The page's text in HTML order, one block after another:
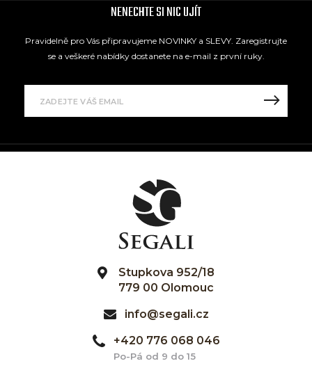
NENECHTE SI NIC UJÍT
Pravidelně pro Vás připravujeme NOVINKY a SLEVY. Zaregistrujte
se a veškeré nabídky dostanete na e-mail z první ruky.
Stupkova 952/18
779 00 Olomouc
info@segali.cz
+420 776 068 046
Po-Pá od 9 do 15